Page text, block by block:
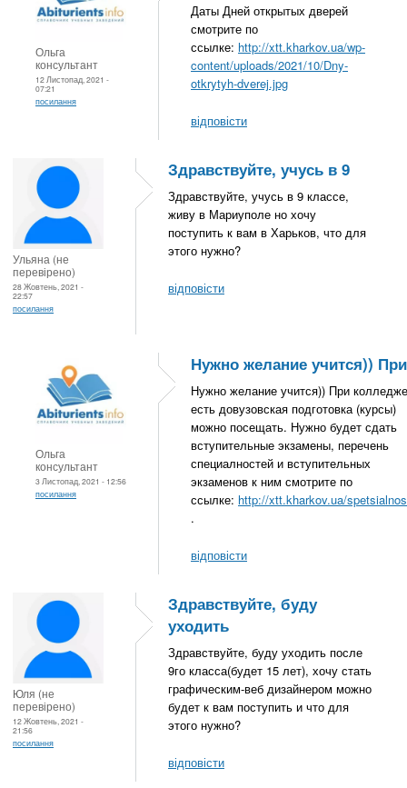
Ольга
консультант
12 Листопад, 2021 -
07:21
посилання
Даты Дней открытых дверей
смотрите по
ссылке: http://xtt.kharkov.ua/wp-
content/uploads/2021/10/Dny-
otkrytyh-dverej.jpg
відповісти
Ульяна (не
перевірено)
28 Жовтень, 2021 -
22:57
посилання
Здравствуйте, учусь в 9
Здравствуйте, учусь в 9 классе,
живу в Мариуполе но хочу
поступить к вам в Харьков, что для
этого нужно?
відповісти
Ольга
консультант
3 Листопад, 2021 - 12:56
посилання
Нужно желание учится)) При
Нужно желание учится)) При колледже
есть довузовская подготовка (курсы)
можно посещать. Нужно будет сдать
вступительные экзамены, перечень
специалностей и вступительных
экзаменов к ним смотрите по
ссылке: http://xtt.kharkov.ua/
.
відповісти
Юля (не
перевірено)
12 Жовтень, 2021 -
21:56
посилання
Здравствуйте, буду
уходить
Здравствуйте, буду уходить после
9го класса(будет 15 лет), хочу стать
графическим-веб дизайнером можно
будет к вам поступить и что для
этого нужно?
відповісти